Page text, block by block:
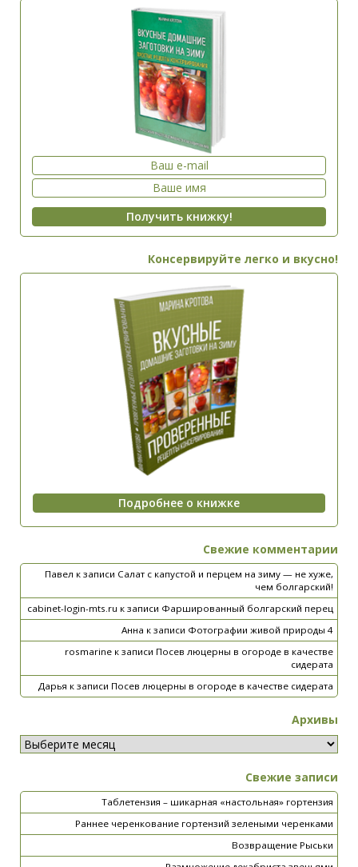
Консервируйте легко и вкусно!
Свежие комментарии
Павел к записи Салат с капустой и перцем на зиму — не хуже,
чем болгарский!
cabinet-login-mts.ru к записи Фаршированный болгарский перец
Анна к записи Фотографии живой природы 4
rosmarine к записи Посев люцерны в огороде в качестве
сидерата
Дарья к записи Посев люцерны в огороде в качестве сидерата
Архивы
Свежие записи
Таблетензия – шикарная «настольная» гортензия
Раннее черенкование гортензий зелеными черенками
Возвращение Рыськи